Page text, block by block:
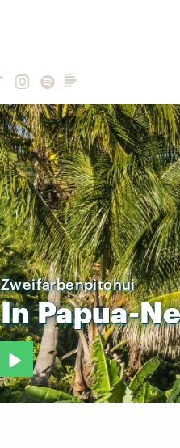
Zweifarbenpitohui
InPapua-